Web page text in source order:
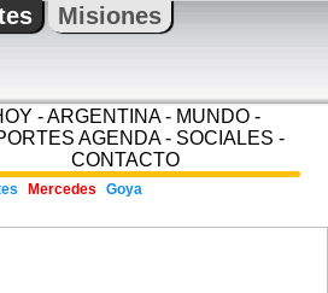
Misiones
-ARGENTINA- MUNDO -
AGENDA- SOCIALES -
CONTACTO
Mercedes Goya